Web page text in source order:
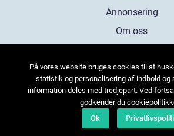
Annonsering
Om oss
Kontakta oss
Sitemap
På vores website bruges cookies til at
statistik og personalisering af indhold og
information deles med tredjepart. Ved
godkender du
Ok